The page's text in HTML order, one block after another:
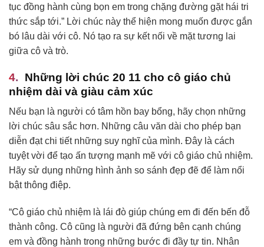
tục đồng hành cùng bọn em trong chặng đường gặt hái tri
thức sắp tới.” Lời chúc này thể hiện mong muốn được gắn
bó lâu dài với cô. Nó tạo ra sự kết nối về mặt tương lai
giữa cô và trò.
Những lời chúc 20 11 cho cô giáo chủ
nhiệm dài và giàu cảm xúc
Nếu bạn là người có tâm hồn bay bổng, hãy chọn những
lời chúc sâu sắc hơn. Những câu văn dài cho phép bạn
diễn đạt chi tiết những suy nghĩ của mình. Đây là cách
tuyệt vời để tạo ấn tượng mạnh mẽ với cô giáo chủ nhiệm.
Hãy sử dụng những hình ảnh so sánh đẹp đẽ để làm nổi
bật thông điệp.
“Cô giáo chủ nhiệm là lái đò giúp chúng em đi đến bến đỗ
thành công. Cô cũng là người đã đứng bên cạnh chúng
em và đồng hành trong những bước đi đầy tự tin. Nhân